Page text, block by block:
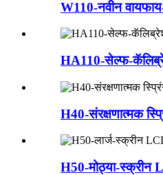
W110-नवीन
HA110-सेल्फ-
H40-संरक्षणात्मक
H50-मोठ्या-स्क्रीन